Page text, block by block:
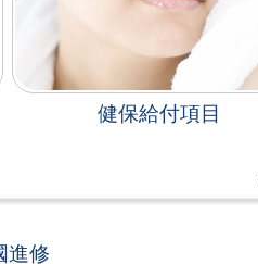
健保給付項目
進修